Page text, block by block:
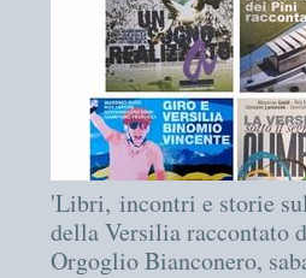
'Libri, incontri e storie
della Versilia raccontato
Orgoglio Bianconero,